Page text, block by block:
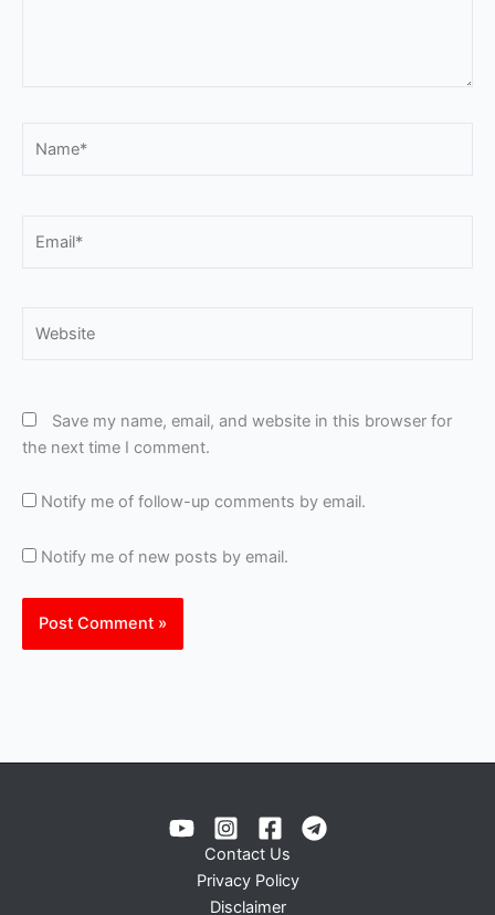
Save my name, email, and website in this browser for
the next time I comment.
Notify me of follow-up comments by email.
Notify me of new posts by email.
Contact Us
Privacy Policy
Disclaimer